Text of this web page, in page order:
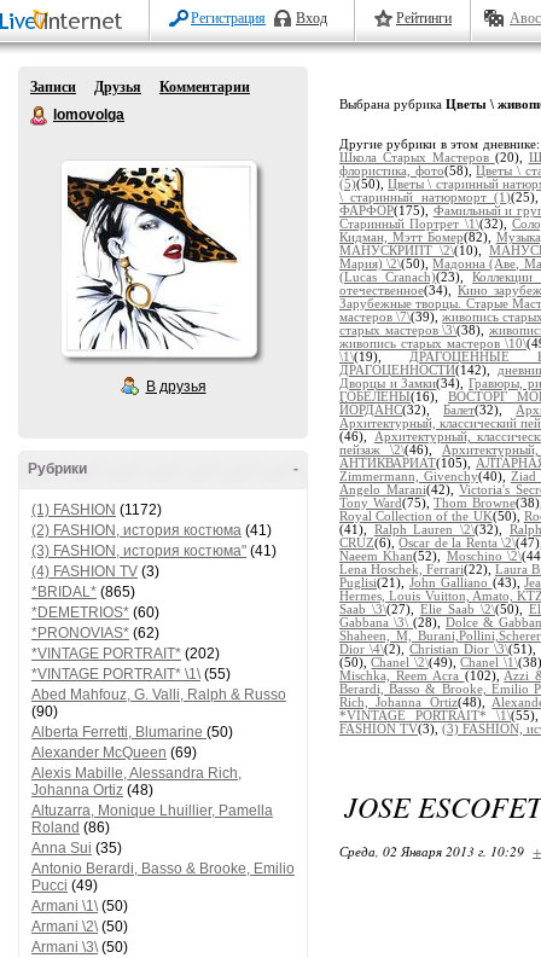
Регистрация Вход Рейтинги
Записи Друзья
Комментарии
lomovolga
В друзья
-
Рубрики
(1) FASHION (1172)
(2) FASHION, история костюма (41)
(3) FASHION, история костюма" (41)
(4) FASHION TV (3)
*BRIDAL* (865)
*DEMETRIOS* (60)
*PRONOVIAS* (62)
*VINTAGE PORTRAIT* (202)
*VINTAGE PORTRAIT* \1\(55)
Abed Mahfouz, G. Valli, Ralph & Russo
(90)
Alberta Ferretti, Blumarine (50)
Alexander McQueen (69)
Alexis Mabille, Alessandra Rich,
Johanna Ortiz (48)
Altuzarra, Monique Lhuillier, Pamella
Roland (86)
Anna Sui (35)
Antonio Berardi, Basso & Brooke, Emilio
Pucci (49)
Armani \1\(50)
Armani \2\(50)
Armani \3\(50)
Выбрана рубрика Цветы \
Другие рубрики в этом
Школа Старых Мастеров (20),
флористика, фото(58),Цветы \
(5)(50),Цветы \ старинный
\ старинный натюрморт (1)
ФАРФОР(175), Фамильный и
Старинный Портрет \1\(32),
Кидман, Мэтт Бомер(82),
МАНУСКРИПТ \2\(10),
Мария) \2\(50),Мадонна (Аве,
(Lucas Cranach)(23),
отечественное(34), Кино
Зарубежные творцы. Старые
мастеров \7\(39),живопись
старых мастеров \3\(38),
живопись старых мастеров \10\
\1\(19), ДРАГОЦЕННЫЕ
ДРАГОЦЕННОСТИ(142),
Дворцы и Замки(34),Гравюры,
ГОБЕЛЕНЫ(16), ВОСТОРГ
ЙОРДАНС(32),Балет(32),
Архитектурный, классический
(46),
Архитектурный,
пейзаж \2\(46),
АНТИКВАРИАТ(105),
Zimmermann, Givenchy(40), Ziad
Angelo Marani(42),Victoria's
Tony Ward(75), Thom Browne
Royal Collection of the UK(50),
(41), Ralph Lauren \2\(32),
CRUZ(6),Oscar de la Renta \2\
Naeem Khan(52), Moschino \2\
Lena Hoschek, Ferrari(22), Laura
Puglisi(21), John Galliano (43),
Hermes, Louis Vuitton, Amato,
Saab \3\(27), Elie Saab \2\(50),
Gabbana \3\ (28), Dolce &
Shaheen, M, Burani,Pollini,Scherer
Dior \4\(2),Christian Dior \3\(51),
(50),Chanel \2\(49),Chanel \1\
Mischka, Reem Acra (102), Azzi
Berardi, Basso & Brooke, Emilio
Rich, Johanna Ortiz(48),
*VINTAGE PORTRAIT* \1\
FASHION TV(3), (3) FASHION,
JOSE
Среда, 02 Января 2013 г. 10:29